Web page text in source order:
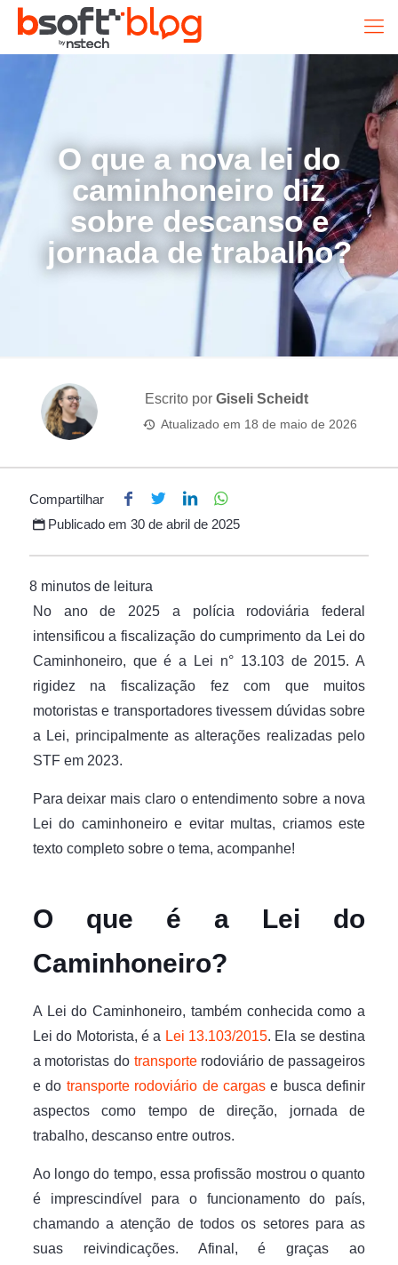
O que a nova lei do
caminhoneiro diz
sobre descanso e
jornada de trabalho?
Escrito por Giseli Scheidt
Atualizado em 18 de maio de 2026
Compartilhar
Publicado em30 de abril de 2025
No ano de 2025 a polícia rodoviária federal
intensificou a fiscalização do cumprimento da Lei do
Caminhoneiro, que é a Lei n° 13.103 de 2015. A
rigidez na fiscalização fez com que muitos
motoristas e transportadores tivessem dúvidas sobre
a Lei, principalmente as alterações realizadas pelo
STF em 2023.
Para deixar mais claro o entendimento sobre a nova
Lei do caminhoneiro e evitar multas, criamos este
texto completo sobre o tema, acompanhe!
O que é a Lei do
Caminhoneiro?
A Lei do Caminhoneiro, também conhecida como a
Lei do Motorista, é a Lei 13.103/2015. Ela se destina
a motoristas dotransporterodoviário de passageiros
e do transporte rodoviário de cargase busca definir
aspectos como tempo de direção, jornada de
trabalho, descanso entre outros.
Ao longo do tempo, essa profissão mostrou o quanto
é imprescindível para o funcionamento do país,
chamando a atenção de todos os setores para as
suas reivindicações. Afinal, é graças ao